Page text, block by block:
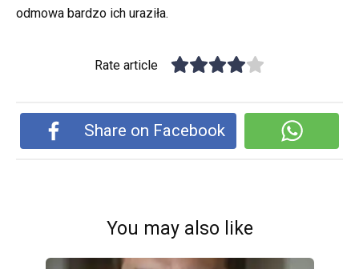
odmowa bardzo ich uraziła.
Rate article
Share on Facebook
You may also like